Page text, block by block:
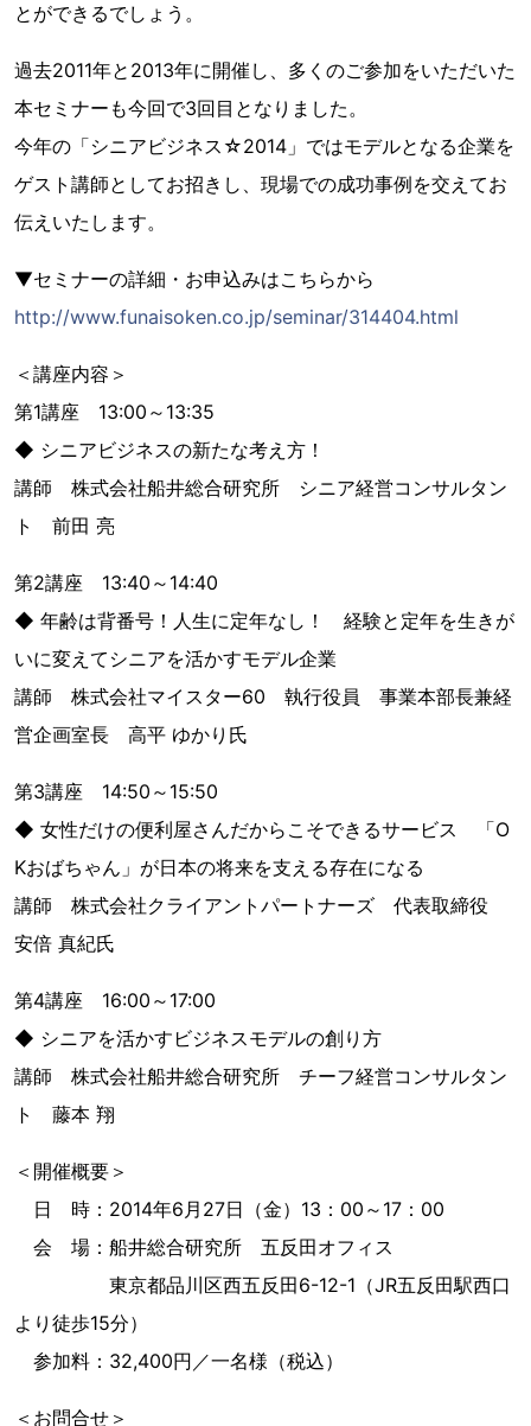
とができるでしょう。
過去2011年と2013年に開催し、多くのご参加をいただいた
本セミナーも今回で3回目となりました。
今年の「シニアビジネス☆2014」ではモデルとなる企業を
ゲスト講師としてお招きし、現場での成功事例を交えてお
伝えいたします。
▼セミナーの詳細・お申込みはこちらから
http://www.funaisoken.co.jp/seminar/314404.html
＜講座内容＞
第1講座 13:00～13:35
◆ シニアビジネスの新たな考え方！
講師 株式会社船井総合研究所 シニア経営コンサルタン
ト 前田 亮
第2講座 13:40～14:40
◆ 年齢は背番号！人生に定年なし！ 経験と定年を生きが
いに変えてシニアを活かすモデル企業
講師 株式会社マイスター60 執行役員 事業本部長兼経
営企画室長 高平 ゆかり氏
第3講座 14:50～15:50
◆ 女性だけの便利屋さんだからこそできるサービス 「O
Kおばちゃん」が日本の将来を支える存在になる
講師 株式会社クライアントパートナーズ 代表取締役
安倍 真紀氏
第4講座 16:00～17:00
◆ シニアを活かすビジネスモデルの創り方
講師 株式会社船井総合研究所 チーフ経営コンサルタン
ト 藤本 翔
＜開催概要＞
日 時：2014年6月27日（金）13：00～17：00
会 場：船井総合研究所 五反田オフィス
東京都品川区西五反田6-12-1（JR五反田駅西口
より徒歩15分）
参加料：32,400円／一名様（税込）
＜お問合せ＞